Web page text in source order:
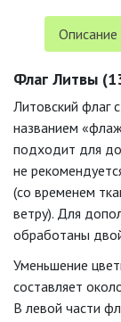
Описание
Флаг Литвы
Литовский флаг
названием
подходит для
не
(со временем
ветру). Для
обработаны
Уменьшение
составляет
В левой части